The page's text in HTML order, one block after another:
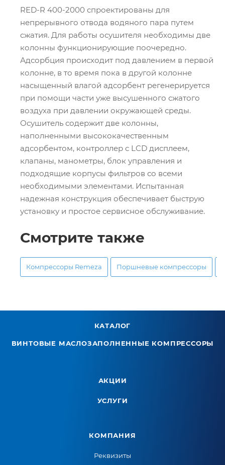
RED-R 400-2000 спроектированы для
непрерывного отвода водяного пара путем
сжатия. Для работы осушителя необходимы две
колонны функционирующие поочередно.
Адсорбция происходит под давлением в первой
колонне, в то время пока в другой колонне
насыщенный влагой адсорбент регенерируется
при помощи части уже высушенного сжатого
воздуха при давлении окружающей среды.
Осушитель содержит две колонны,
наполненными высококачественным
адсорбентом, контроллер с LCD дисплеем,
клапаны, манометры, блок управления и
подходящие корпусы фильтров со всеми
необходимыми элементами. Испытанная
надежная конструкция обеспечивает быструю
установку и простое сервисное обслуживание.
Смотрите также
Компрессоры Remeza Поршневые компрессоры
КАТАЛОГ
ВИНТОВЫЕ МАСЛОЗАПОЛНЕННЫЕ КОМПРЕССОРЫ
АКЦИИ
УСЛУГИ
КОМПАНИЯ
Реквизиты